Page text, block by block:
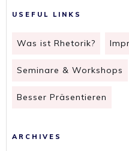
USEFUL LINKS
Was ist Rhetorik?
Seminare & Workshops
Besser Präsentieren
ARCHIVES